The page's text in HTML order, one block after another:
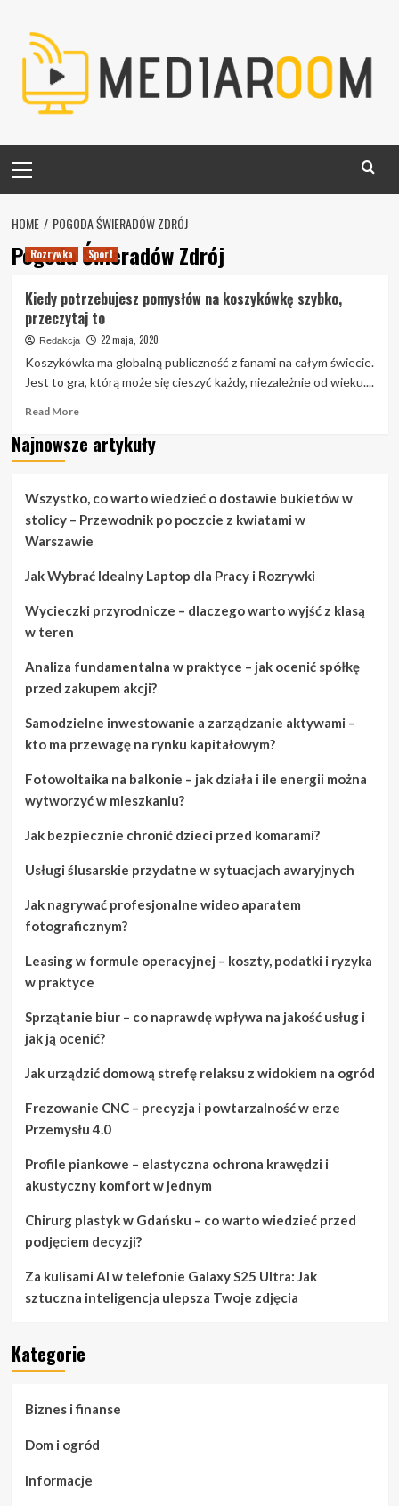
content
Menu
HOME POGODA ŚWIERADÓW ZDRÓJ
Pogoda Świeradów Zdrój
Rozrywka Sport
Kiedy potrzebujesz pomysłów na koszykówkę szybko,
przeczytaj to
Redakcja 22 maja, 2020
Koszykówka ma globalną publiczność z fanami na całym świecie.
Jest to gra, którą może się cieszyć każdy, niezależnie od wieku....
Read MoreRead
about
na
koszykówkę
szybko,
to
Najnowsze artykuły
Wszystko, co warto wiedzieć o dostawie bukietów w
stolicy – Przewodnik po poczcie z kwiatami w
Warszawie
Jak Wybrać Idealny Laptop dla Pracy i Rozrywki
Wycieczki przyrodnicze – dlaczego warto wyjść z klasą
w teren
Analiza fundamentalna w praktyce – jak ocenić spółkę
przed zakupem akcji?
Samodzielne inwestowanie a zarządzanie aktywami –
kto ma przewagę na rynku kapitałowym?
Fotowoltaika na balkonie – jak działa i ile energii można
wytworzyć w mieszkaniu?
Jak bezpiecznie chronić dzieci przed komarami?
Usługi ślusarskie przydatne w sytuacjach awaryjnych
Jak nagrywać profesjonalne wideo aparatem
fotograficznym?
Leasing w formule operacyjnej – koszty, podatki i ryzyka
w praktyce
Sprzątanie biur – co naprawdę wpływa na jakość usług i
jak ją ocenić?
Jak urządzić domową strefę relaksu z widokiem na ogród
Frezowanie CNC – precyzja i powtarzalność w erze
Przemysłu 4.0
Profile piankowe – elastyczna ochrona krawędzi i
akustyczny komfort w jednym
Chirurg plastyk w Gdańsku – co warto wiedzieć przed
podjęciem decyzji?
Za kulisami AI w telefonie Galaxy S25 Ultra: Jak
sztuczna inteligencja ulepsza Twoje zdjęcia
Kategorie
Biznes i finanse
Dom i ogród
Informacje